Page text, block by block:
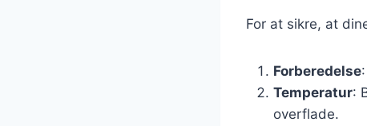
For at sikre, at
Forberedelse
Temperatur:
overflade.